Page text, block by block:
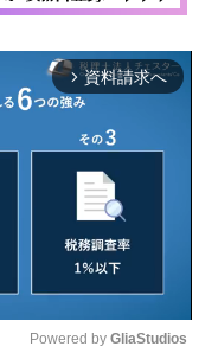
arrow_forward_ios 資料請求へ
Powered by GliaStudios